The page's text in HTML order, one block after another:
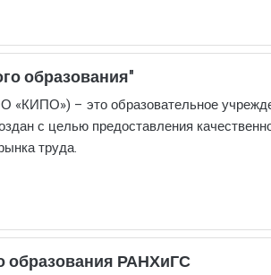
образования"
– это образовательное
с целью предоставления
труда.
образования РАНХиГС